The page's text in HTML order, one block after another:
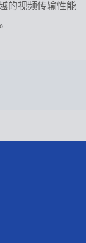
的视频传输性能